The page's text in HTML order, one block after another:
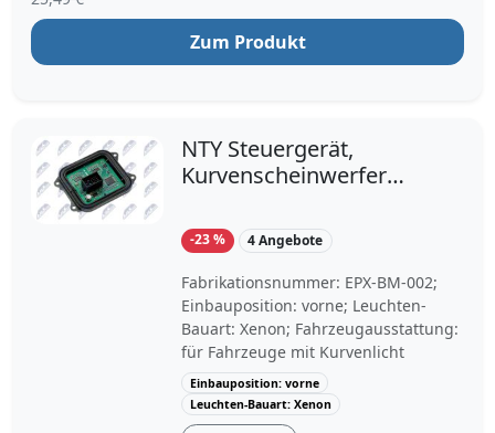
Zum Produkt
NTY Steuergerät,
Kurvenscheinwerfer
Xenon für BMW 7295702
63117182396
-23 % 4 Angebote
Fabrikationsnummer: EPX-BM-002;
Einbauposition: vorne; Leuchten-
Bauart: Xenon; Fahrzeugausstattung:
für Fahrzeuge mit Kurvenlicht
Einbauposition: vorne
Leuchten-Bauart: Xenon